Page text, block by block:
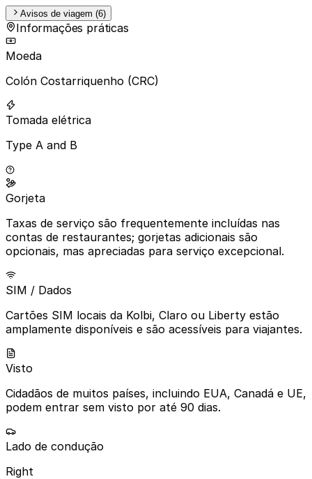
Avisos de viagem (6)
Informações práticas
Moeda
Colón Costarriquenho (CRC)
Tomada elétrica
Type A and B
Gorjeta
Taxas de serviço são frequentemente incluídas nas
contas de restaurantes; gorjetas adicionais são
opcionais, mas apreciadas para serviço excepcional.
SIM / Dados
Cartões SIM locais da Kolbi, Claro ou Liberty estão
amplamente disponíveis e são acessíveis para viajantes.
Visto
Cidadãos de muitos países, incluindo EUA, Canadá e UE,
podem entrar sem visto por até 90 dias.
Lado de condução
Right